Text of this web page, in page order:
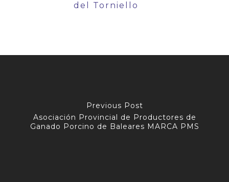
del Torniello
Previous Post
Asociación Provincial de Productores de
Ganado Porcino de Baleares MARCA PMS